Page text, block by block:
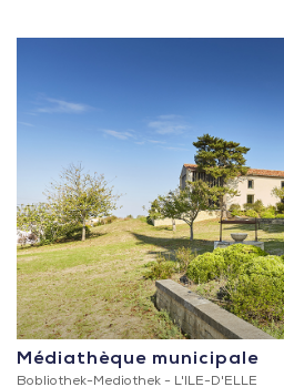
Médiathèque municipale
Bobliothek-Mediothek - L'ILE-D'ELLE